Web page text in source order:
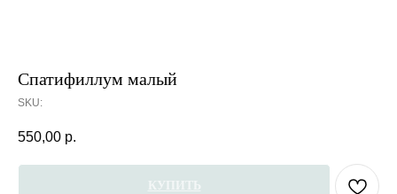
Спатифиллум малый
SKU:
550,00 р.
КУПИТЬ